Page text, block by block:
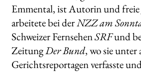
Emmental, ist Autorin und freie
arbeitete bei derNZZ am
Schweizer FernsehenSRFund
ZeitungDer Bund, wo sie unter
Gerichtsreportagen verfasste